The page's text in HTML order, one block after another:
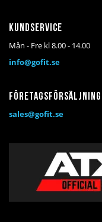
Kundservice
Mån - Fre kl 8.00 - 14.00
info@gofit.se
Företagsförsäljning
sales@gofit.se